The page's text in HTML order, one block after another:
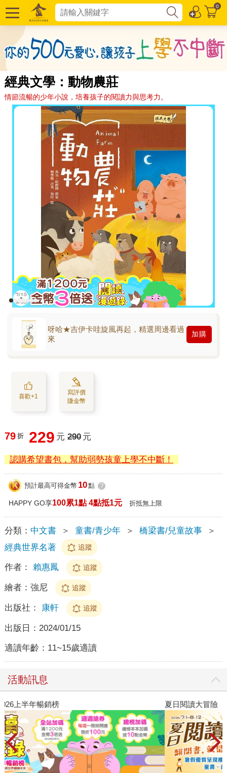
0
經典文學：動物農莊
情節流暢的少年小說，培養孩子的閱讀力與思考力。
呀哈★吉伊卡哇旋風再起，精選周邊看過
來
加購
喜歡+1
寫評價
賺金幣
79 折 229 元 290 元
認購希望書包，幫助弱勢孩童上學不中斷！
預計最高可得金幣 10點 ?
HAPPY GO享100累1點 4點抵1元 折抵無上限
分類： 中文書 ＞ 童書/青少年 ＞ 橋梁書/兒童故事
＞
經典世界名著
追蹤
作者： 賴惠鳳 追蹤
繪者： 強尼 追蹤
出版社： 康軒 追蹤
出版日： 2024/01/15
適讀年齡： 11~15歲適讀
活動訊息
夏日閱讀大冒險